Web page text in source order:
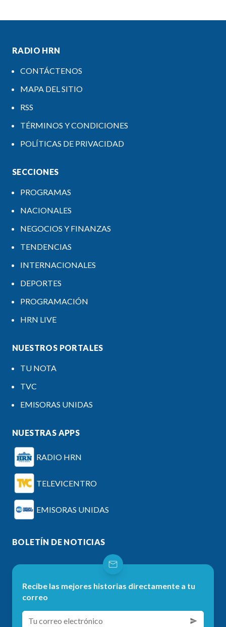
RADIO HRN
CONTÁCTENOS
MAPA DEL SITIO
RSS
TÉRMINOS Y CONDICIONES
POLÍTICAS DE PRIVACIDAD
SECCIONES
PROGRAMAS
NACIONALES
NEGOCIOS Y FINANZAS
TENDENCIAS
INTERNACIONALES
DEPORTES
PROGRAMACIÓN
HRN LIVE
NUESTROS PORTALES
TU NOTA
TVC
EMISORAS UNIDAS
NUESTRAS APPS
RADIO HRN
TELEVICENTRO
EMISORAS UNIDAS
BOLETÍN DE NOTICIAS
Recibe las mejores historias directamente a tu
correo